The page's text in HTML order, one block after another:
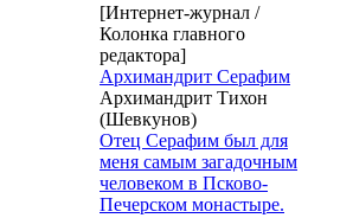
[Интернет-журнал /
Колонка главного
редактора]
Архимандрит Серафим
Архимандрит Тихон
(Шевкунов)
Отец Серафим был для
меня самым загадочным
человеком в Псково-
Печерском монастыре.